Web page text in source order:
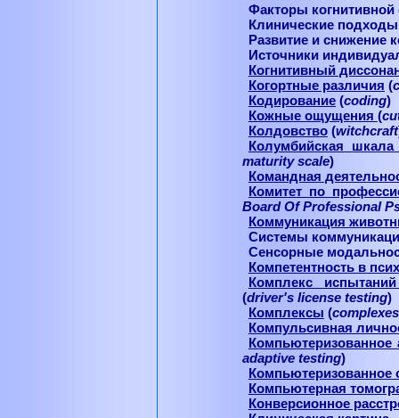
Факторы когнитивной
Клинические
Развитие и снижение
Источники
Когнитивный
Когортные различия (
Кодирование(coding)
Кожные ощущения (
Колдовство(witchcraft
Колумбийская
maturity scale)
Командная
Комитет по
Board Of Professional
Коммуникация
Системы
Сенсорные
Компетентность в
Комплекс
(driver's license testing)
Комплексы (complexes
Компульсивная
Компьютеризованное
adaptive testing)
Компьютеризованное
Компьютерная
Конверсионное